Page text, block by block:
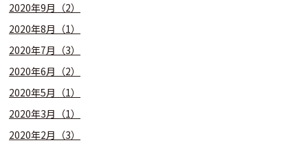
2020年9月（2）
2020年8月（1）
2020年7月（3）
2020年6月（2）
2020年5月（1）
2020年3月（1）
2020年2月（3）